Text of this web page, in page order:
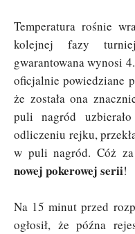
Temperatura rośnie
kolejnej fazy
gwarantowana wynosi
oficjalnie powiedziane
że została ona
puli nagród
odliczeniu rejku,
w puli nagród. Cóż
nowej pokerowej serii!
Na 15 minut przed
ogłosił, że późna